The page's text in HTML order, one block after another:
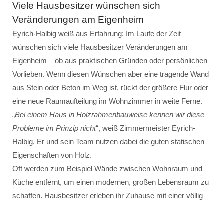
Viele Hausbesitzer wünschen sich
Veränderungen am Eigenheim
Eyrich-Halbig weiß aus Erfahrung: Im Laufe der Zeit
wünschen sich viele Hausbesitzer Veränderungen am
Eigenheim – ob aus praktischen Gründen oder persönlichen
Vorlieben. Wenn diesen Wünschen aber eine tragende Wand
aus Stein oder Beton im Weg ist, rückt der größere Flur oder
eine neue Raumaufteilung im Wohnzimmer in weite Ferne.
„Bei einem Haus in Holzrahmenbauweise kennen wir diese
Probleme im Prinzip nicht“, weiß Zimmermeister Eyrich-
Halbig. Er und sein Team nutzen dabei die guten statischen
Eigenschaften von Holz.
Oft werden zum Beispiel Wände zwischen Wohnraum und
Küche entfernt, um einen modernen, großen Lebensraum zu
schaffen. Hausbesitzer erleben ihr Zuhause mit einer völlig